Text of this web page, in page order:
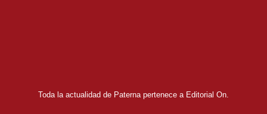
Toda la actualidad de Paterna pertenece a Editorial On.